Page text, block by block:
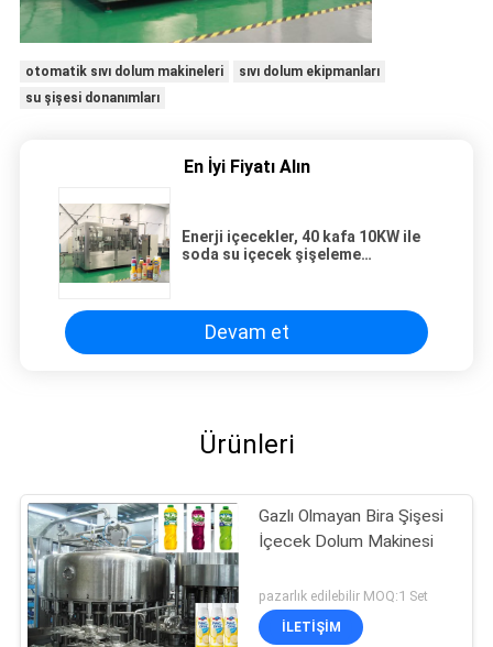
otomatik sıvı dolum makineleri
sıvı dolum ekipmanları
su şişesi donanımları
En İyi Fiyatı Alın
Enerji içecekler, 40 kafa 10KW ile
soda su içecek şişeleme
Devam et
Ürünleri
Gazlı Olmayan Bira Şişesi
İçecek Dolum Makinesi
pazarlık edilebilir MOQ:1 Set
İLETIŞIM